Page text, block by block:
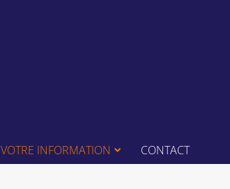
VOTRE INFORMATION CONTACT